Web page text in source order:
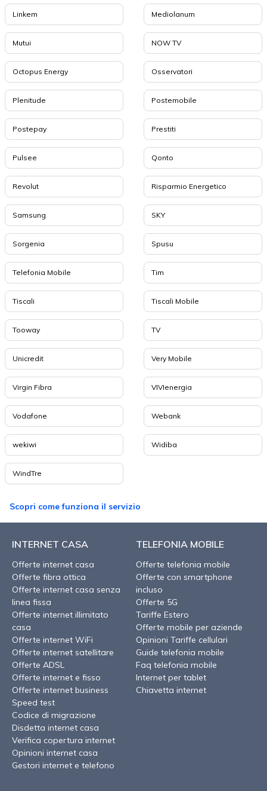
Linkem Mediolanum
Mutui NOW TV
Octopus Energy Osservatori
Plenitude Postemobile
Postepay Prestiti
Pulsee Qonto
Revolut Risparmio Energetico
Samsung SKY
Sorgenia Spusu
Telefonia Mobile Tim
Tiscali Tiscali Mobile
Tooway TV
Unicredit Very Mobile
Virgin Fibra VIVIenergia
Vodafone Webank
wekiwi Widiba
WindTre
Scopri come funziona il servizio
INTERNET CASA
Offerte internet casa
Offerte fibra ottica
Offerte internet casa senza
linea fissa
Offerte internet illimitato
casa
Offerte internet WiFi
Offerte internet satellitare
Offerte ADSL
Offerte internet e fisso
Offerte internet business
Speed test
Codice di migrazione
Disdetta internet casa
Verifica copertura internet
Opinioni internet casa
Gestori internet e telefono
TELEFONIA MOBILE
Offerte telefonia mobile
Offerte con smartphone
incluso
Offerte 5G
Tariffe Estero
Offerte mobile per aziende
Opinioni Tariffe cellulari
Guide telefonia mobile
Faq telefonia mobile
Internet per tablet
Chiavetta internet